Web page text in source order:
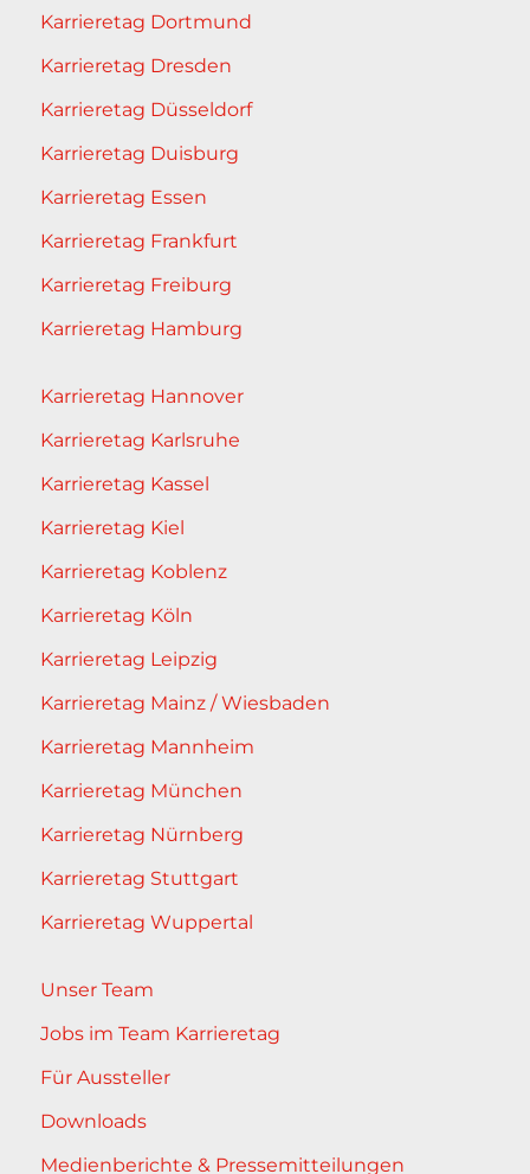
Karrieretag Dortmund
Karrieretag Dresden
Karrieretag Düsseldorf
Karrieretag Duisburg
Karrieretag Essen
Karrieretag Frankfurt
Karrieretag Freiburg
Karrieretag Hamburg
Karrieretag Hannover
Karrieretag Karlsruhe
Karrieretag Kassel
Karrieretag Kiel
Karrieretag Koblenz
Karrieretag Köln
Karrieretag Leipzig
Karrieretag Mainz / Wiesbaden
Karrieretag Mannheim
Karrieretag München
Karrieretag Nürnberg
Karrieretag Stuttgart
Karrieretag Wuppertal
Unser Team
Jobs im Team Karrieretag
Für Aussteller
Downloads
Medienberichte & Pressemitteilungen